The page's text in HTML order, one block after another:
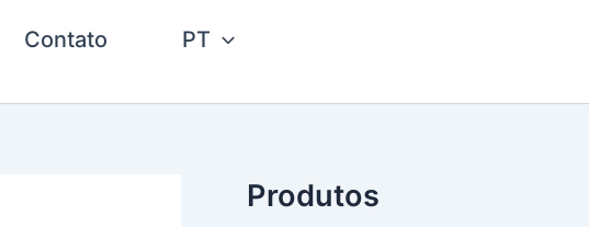
Contato PT
Produtos